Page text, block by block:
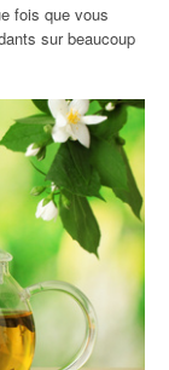
fois que vous
sur beaucoup